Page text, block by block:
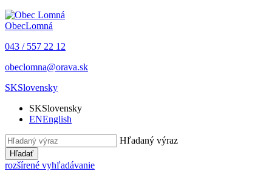
ObecLomná
043 / 557 22 12
obeclomna@orava.sk
SKSlovensky
SKSlovensky
ENEnglish
Hľadaný výraz
Hľadať
rozšírené vyhľadávanie